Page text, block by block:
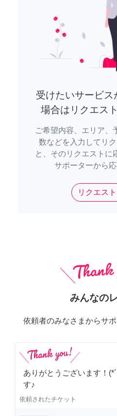
受けたいサービス
場合はリクエス
ご希望内容、エリア、
数などを入力してリ
と、そのリクエストに
サポーターから応
リクエス
みんなの
依頼者のみなさまからサ
ありがとうございます！
す♪
依頼されたチケット